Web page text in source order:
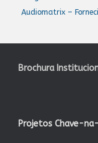
Audiomatrix –
Brochura
Projetos Chave-